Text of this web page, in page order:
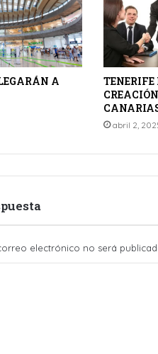
A
abril 2,
electrónico no será